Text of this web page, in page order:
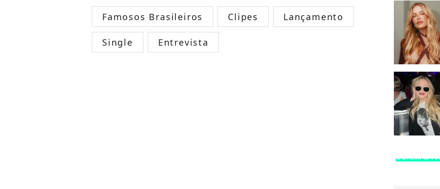
Famosos Brasileiros Clipes Lançamento
Single Entrevista
ÚLTIMAS